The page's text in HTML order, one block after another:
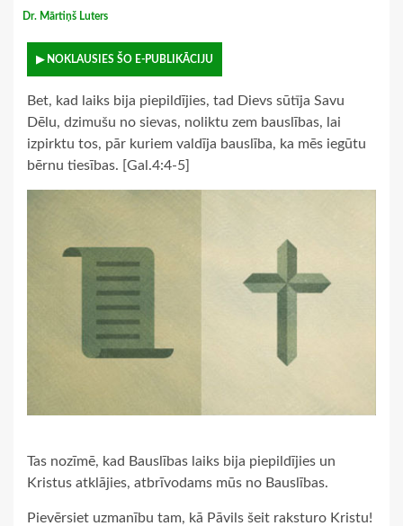
Dr. Mārtiņš Luters
▶ NOKLAUSIES ŠO E-PUBLIKĀCIJU
Bet, kad laiks bija piepildījies, tad Dievs sūtīja Savu
Dēlu, dzimušu no sievas, noliktu zem bauslības, lai
izpirktu tos, pār kuriem valdīja bauslība, ka mēs iegūtu
bērnu tiesības. [Gal.4:4-5]
Tas nozīmē, kad Bauslības laiks bija piepildījies un
Kristus atklājies, atbrīvodams mūs no Bauslības.
Pievērsiet uzmanību tam, kā Pāvils šeit raksturo Kristu!